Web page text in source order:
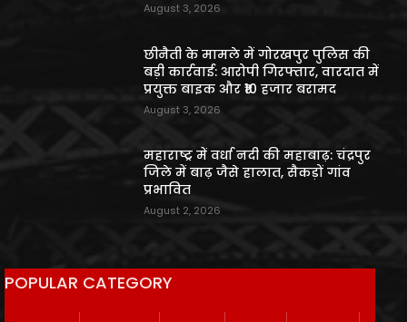
August 3, 2026
छीनैती के मामले में गोरखपुर पुलिस की
बड़ी कार्रवाई: आरोपी गिरफ्तार, वारदात में
प्रयुक्त बाइक और ₹10 हजार बरामद
August 3, 2026
महाराष्ट्र में वर्धा नदी की महाबाढ़: चंद्रपुर
जिले में बाढ़ जैसे हालात, सैकड़ों गांव
प्रभावित
August 2, 2026
POPULAR CATEGORY